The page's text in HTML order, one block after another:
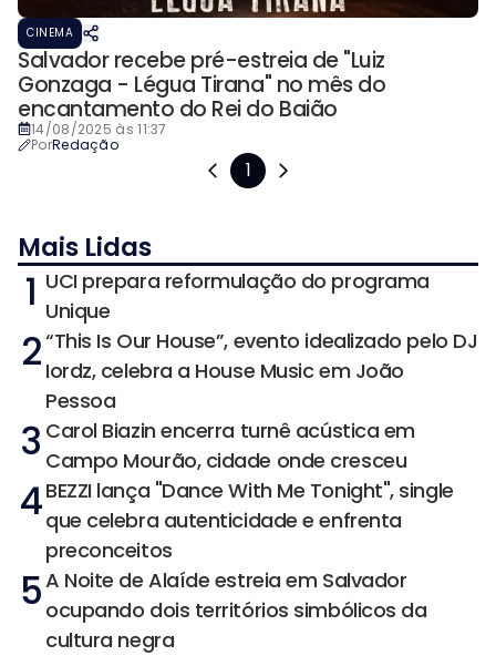
CINEMA
Salvador recebe pré-estreia de "Luiz
Gonzaga - Légua Tirana" no mês do
encantamento do Rei do Baião
14/08/2025 às 11:37
PorRedação
1
Mais Lidas
1 UCI prepara reformulação do programa
Unique
2“This Is Our House”, evento idealizado pelo DJ
Iordz, celebra a House Music em João
Pessoa
3 Carol Biazin encerra turnê acústica em
Campo Mourão, cidade onde cresceu
4BEZZI lança "Dance With Me Tonight", single
que celebra autenticidade e enfrenta
preconceitos
5A Noite de Alaíde estreia em Salvador
ocupando dois territórios simbólicos da
cultura negra